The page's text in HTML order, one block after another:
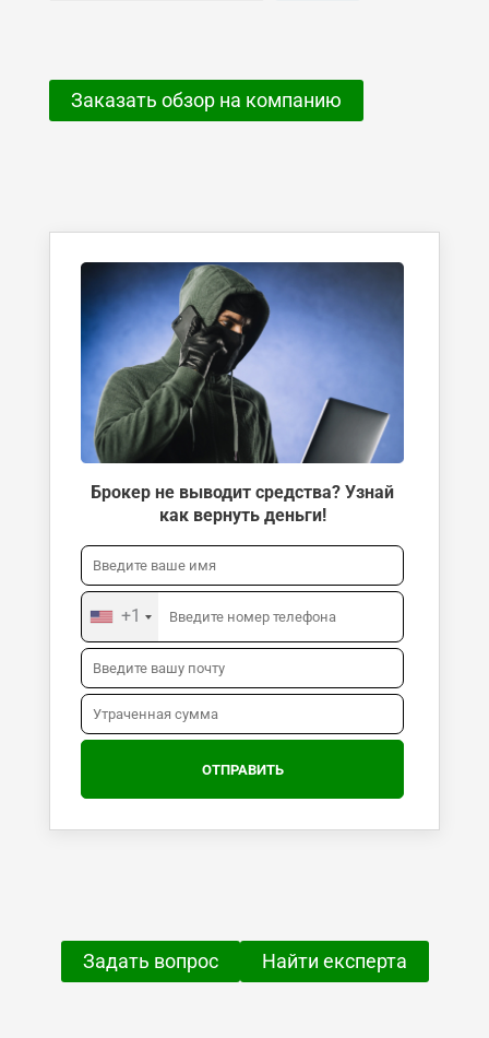
Заказать обзор на компанию
Брокер не выводит средства? Узнай
как вернуть деньги!
+1
Задать вопрос Найти експерта